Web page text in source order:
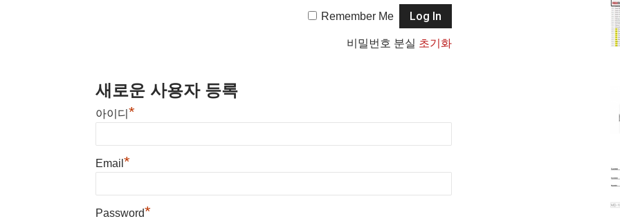
Remember Me
비밀번호 분실 초기화
새로운 사용자 등록
아이디 *
Email *
Password*